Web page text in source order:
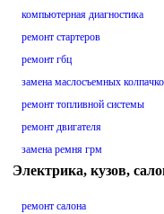
компьютерная диагностика
ремонт стартеров
ремонт гбц
замена маслосъемных
ремонт топливной системы
ремонт двигателя
замена ремня грм
Электрика, кузов,
ремонт салона